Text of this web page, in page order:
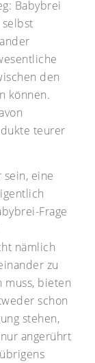
Babybrei
den
können.
teurer
eine
Frage
nämlich
zu
muss, bieten
schon
stehen,
angerührt